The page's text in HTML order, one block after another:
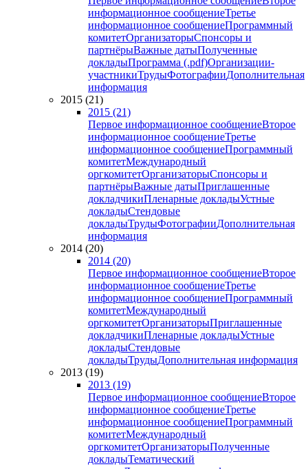
информационное сообщениеТретье
информационное сообщениеПрограммный
комитетОрганизаторыСпонсоры и
партнёрыВажные датыПолученные
докладыПрограмма (.pdf)Организации-
участникиТрудыФотографииДополнительная
информация
2015 (21)
2015 (21)
Первое информационное сообщениеВторое
информационное сообщениеТретье
информационное сообщениеПрограммный
комитетМеждународный
оргкомитетОрганизаторыСпонсоры и
партнёрыВажные датыПриглашенные
докладчикиПленарные докладыУстные
докладыСтендовые
докладыТрудыФотографииДополнительная
информация
2014 (20)
2014 (20)
Первое информационное сообщениеВторое
информационное сообщениеТретье
информационное сообщениеПрограммный
комитетМеждународный
оргкомитетОрганизаторыПриглашенные
докладчикиПленарные докладыУстные
докладыСтендовые
докладыТрудыДополнительная информация
2013 (19)
2013 (19)
Первое информационное сообщениеВторое
информационное сообщениеТретье
информационное сообщениеПрограммный
комитетМеждународный
оргкомитетОрганизаторыПолученные
докладыТематический